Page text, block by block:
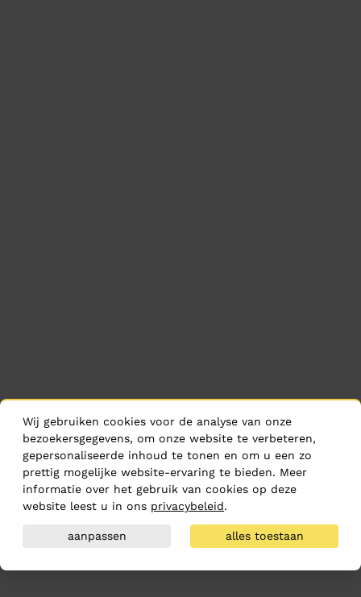
Wij gebruiken cookies voor de analyse van onze
bezoekersgegevens, om onze website te verbeteren,
gepersonaliseerde inhoud te tonen en om u een zo
prettig mogelijke website-ervaring te bieden. Meer
informatie over het gebruik van cookies op deze
website leest u in ons privacybeleid.
aanpassen alles toestaan